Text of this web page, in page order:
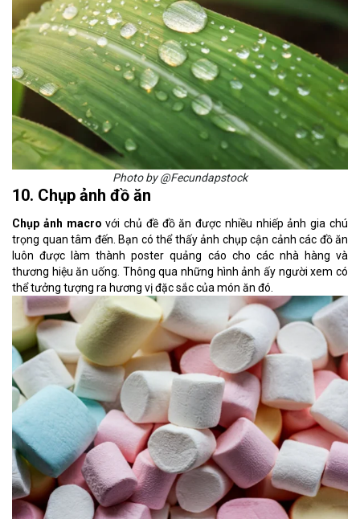
Photo by @Fecundapstock
10. Chụp ảnh đồ ăn
Chụp ảnh macro với chủ đề đồ ăn được nhiều nhiếp ảnh gia chú
trọng quan tâm đến. Bạn có thể thấy ảnh chụp cận cảnh các đồ ăn
luôn được làm thành poster quảng cáo cho các nhà hàng và
thương hiệu ăn uống. Thông qua những hình ảnh ấy người xem có
thể tưởng tượng ra hương vị đặc sắc của món ăn đó.